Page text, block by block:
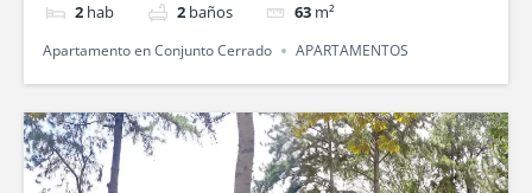
2 hab 2 baños 63 m²
Apartamento en Conjunto Cerrado APARTAMENTOS